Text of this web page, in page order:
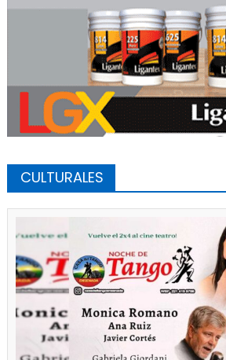
CULTURALES